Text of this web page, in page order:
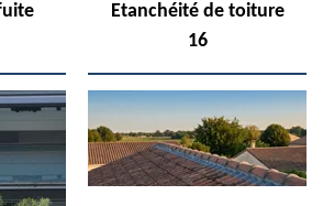
Etanchéité de toiture
16